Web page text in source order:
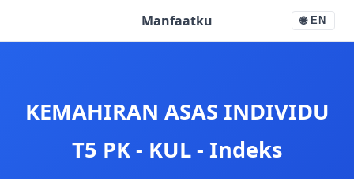
Manfaatku 🌐 EN
KEMAHIRAN ASAS INDIVIDU
T5 PK - KUL - Indeks